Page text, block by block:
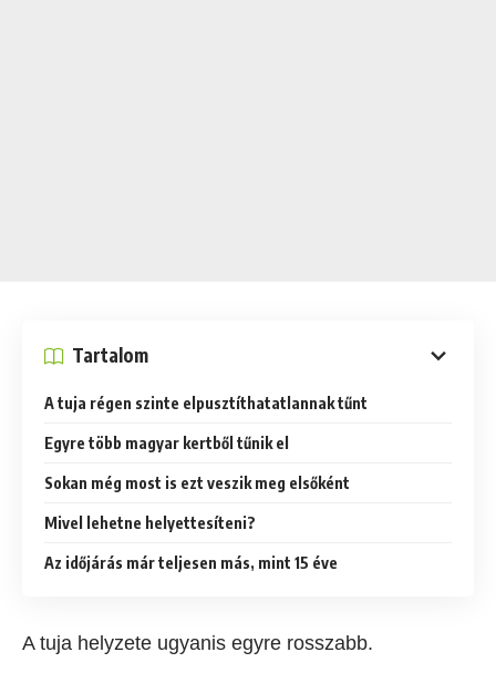
Tartalom
A tuja régen szinte elpusztíthatatlannak tűnt
Egyre több magyar kertből tűnik el
Sokan még most is ezt veszik meg elsőként
Mivel lehetne helyettesíteni?
Az időjárás már teljesen más, mint 15 éve
A tuja helyzete ugyanis egyre rosszabb.